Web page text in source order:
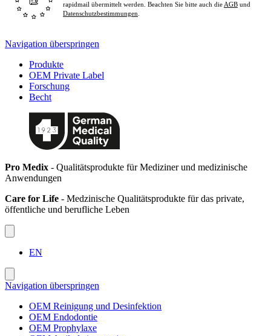
rapidmail übermittelt werden. Beachten Sie bitte auch die AGB und
Datenschutzbestimmungen
Navigation überspringen
Produkte
OEM Private Label
Forschung
Becht
Pro Medix - Qualitätsprodukte für Mediziner und medizinische
Anwendungen
Care for Life - Medzinische Qualitätsprodukte für das private,
öffentliche und berufliche Leben
EN
Navigation überspringen
OEM Reinigung und Desinfektion
OEM Endodontie
OEM Prophylaxe